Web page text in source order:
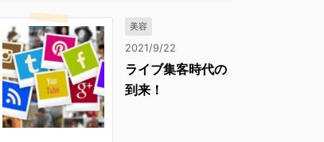
美容
2021/9/22
ライブ集客時代の
到来！